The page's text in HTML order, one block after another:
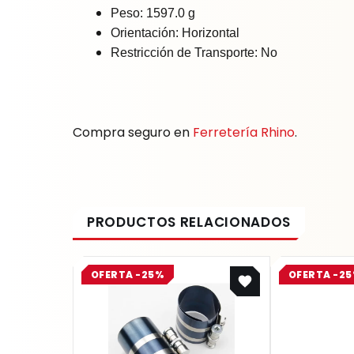
Peso: 1597.0 g
Orientación: Horizontal
Restricción de Transporte: No
Compra seguro en Ferretería Rhino.
OFERTA -25%
Original
price
was:
$ 122.000.
Current
price
is:
$ 91.500.
OFERTA -